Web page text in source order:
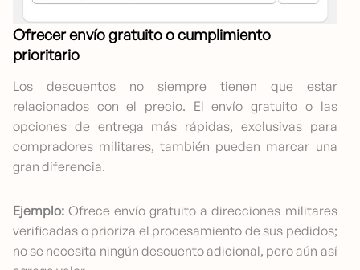
Ofrecer envío gratuito o cumplimiento
prioritario
Los descuentos no siempre tienen que estar
relacionados con el precio. El envío gratuito o las
opciones de entrega más rápidas, exclusivas para
compradores militares, también pueden marcar una
gran diferencia.
Ejemplo: Ofrece envío gratuito a direcciones militares
verificadas o prioriza el procesamiento de sus pedidos;
no se necesita ningún descuento adicional, pero aún así